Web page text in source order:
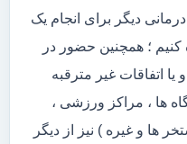
دیگر برای انجام یک
؛ همچنین حضور در
یا اتفاقات غیر مترقبه
ها ، مراکز ورزشی ،
ها و غیره ) نیز از دیگر